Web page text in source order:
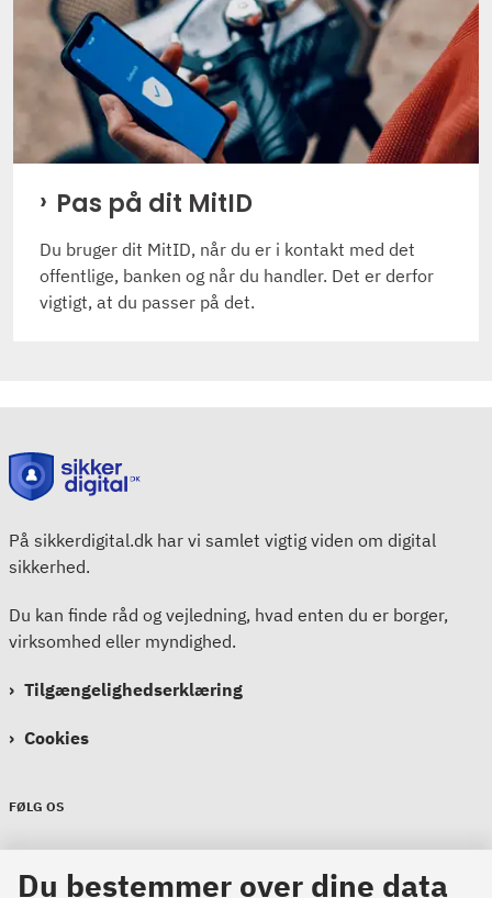
Pas på dit MitID
Du bruger dit MitID, når du er i kontakt med det
offentlige, banken og når du handler. Det er derfor
vigtigt, at du passer på det.
På sikkerdigital.dk har vi samlet vigtig viden om digital
sikkerhed.
Du kan finde råd og vejledning, hvad enten du er borger,
virksomhed eller myndighed.
Tilgængelighedserklæring
Cookies
FØLG OS
Du bestemmer over dine data